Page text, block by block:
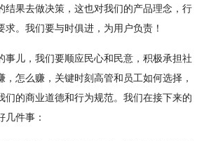
结果去做决策，这也对我们的产品理念，行
求。我们要与时俱进，为用户负责！
事儿，我们要顺应民心和民意，积极承担社
，怎么赚，关键时刻高管和员工如何选择，
们的商业道德和行为规范。我们在接下来的
几件事：